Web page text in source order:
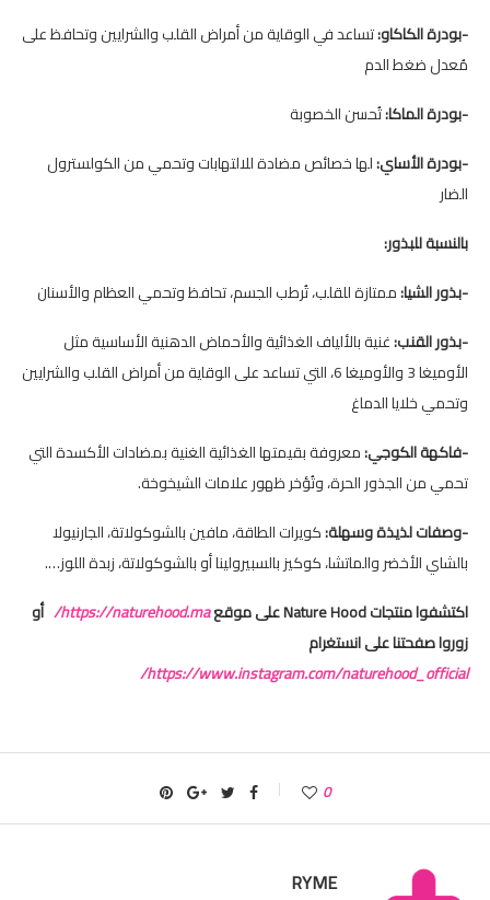
-بودرة الكاكاو:تساعد في الوقاية من أمراض القلب والشرايين وتحافظ على
مُعدل ضغط الدم
-بودرة الماكا:تُحسن الخصوبة
-بودرة الأساي:لها خصائص مضادة للالتهابات وتحمي من الكولسترول
الضار
بالنسبة للبذور:
-بذور الشيا:ممتازة للقلب، تُرطب الجسم، تحافظ وتحمي العظام والأسنان
-بذور القنب:غنية بالألياف الغذائية والأحماض الدهنية الأساسية مثل
الأوميغا 3 والأوميغا 6، التي تساعد على الوقاية من أمراض القلب والشرايين
وتحمي خلايا الدماغ
-فاكهة الكوجي:معروفة بقيمتها الغذائية الغنية بمضادات الأكسدة التي
تحمي من الجذور الحرة، وتُؤخر ظهور علامات الشيخوخة.
-وصفات لذيذة وسهلة:كويرات الطاقة، مافين بالشوكولاتة، الجارنيولا
بالشاي الأخضر والماتشا، كوكيز بالسبيرولينا أو بالشوكولاتة، زبدة اللوز….
اكتشفوا منتجاتNature Hoodعلى موقعhttps://naturehood.ma/ أو
زوروا صفحتنا على انستغرام
https://www.instagram.com/naturehood_official/
0
RYME